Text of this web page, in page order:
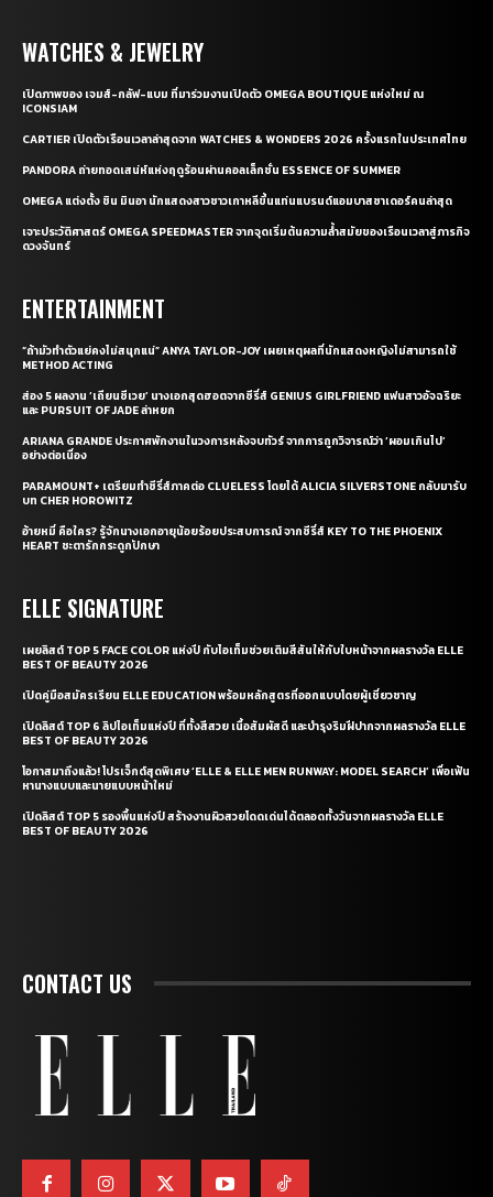
WATCHES & JEWELRY
เปิดภาพของ เจมส์-กลัฟ-แบม ที่มาร่วมงานเปิดตัว OMEGA BOUTIQUE แห่งใหม่ ณ
ICONSIAM
CARTIER เปิดตัวเรือนเวลาล่าสุดจาก WATCHES & WONDERS 2026 ครั้งแรกในประเทศไทย
PANDORA ถ่ายทอดเสน่ห์แห่งฤดูร้อนผ่านคอลเล็กชั่น ESSENCE OF SUMMER
OMEGA แต่งตั้ง ชิน มินอา นักแสดงสาวชาวเกาหลีขึ้นแท่นแบรนด์แอมบาสซาเดอร์คนล่าสุด
เจาะประวัติศาสตร์ OMEGA SPEEDMASTER จากจุดเริ่มต้นความล้ำสมัยของเรือนเวลาสู่ภารกิจ
ดวงจันทร์
ENTERTAINMENT
“ถ้ามัวทำตัวแย่คงไม่สนุกแน่” ANYA TAYLOR-JOY เผยเหตุผลที่นักแสดงหญิงไม่สามารถใช้
METHOD ACTING
ส่อง 5 ผลงาน ‘เถียนซีเวย’ นางเอกสุดฮอตจากซีรี่ส์ GENIUS GIRLFRIEND แฟนสาวอัจฉริยะ
และ PURSUIT OF JADE ล่าหยก
ARIANA GRANDE ประกาศพักงานในวงการหลังจบทัวร์ จากการถูกวิจารณ์ว่า ‘ผอมเกินไป’
อย่างต่อเนื่อง
PARAMOUNT+ เตรียมทำซีรี่ส์ภาคต่อ CLUELESS โดยได้ ALICIA SILVERSTONE กลับมารับ
บท CHER HOROWITZ
อ้ายหมี่ คือใคร? รู้จักนางเอกอายุน้อยร้อยประสบการณ์ จากซีรี่ส์ KEY TO THE PHOENIX
HEART ชะตารักกระดูกปักษา
ELLE SIGNATURE
เผยลิสต์ TOP 5 FACE COLOR แห่งปี กับไอเท็มช่วยเติมสีสันให้กับใบหน้าจากผลรางวัล ELLE
BEST OF BEAUTY 2026
เปิดคู่มือสมัครเรียน ELLE EDUCATION พร้อมหลักสูตรที่ออกแบบโดยผู้เชี่ยวชาญ
เปิดลิสต์ TOP 6 ลิปไอเท็มแห่งปี ที่ทั้งสีสวย เนื้อสัมผัสดี และบำรุงริมฝีปากจากผลรางวัล ELLE
BEST OF BEAUTY 2026
โอกาสมาถึงแล้ว! โปรเจ็กต์สุดพิเศษ ‘ELLE & ELLE MEN RUNWAY: MODEL SEARCH’ เพื่อเฟ้น
หานางแบบและนายแบบหน้าใหม่
เปิดลิสต์ TOP 5 รองพื้นแห่งปี สร้างงานผิวสวยโดดเด่นได้ตลอดทั้งวันจากผลรางวัล ELLE
BEST OF BEAUTY 2026
CONTACT US